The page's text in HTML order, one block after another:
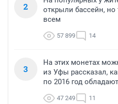
2
открыли бассейн,
всем
57 899 14
3
На этих монетах
из Уфы рассказал,
по 2016 год
47 249 11